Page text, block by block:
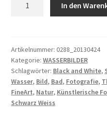
Menge
In den
Artikelnummer: 0288_20130424
Kategorie: WASSERBILDER
Schlagwörter: Black and White,
Wasser, Bild, Bad, Fotografie,
FineArt, Natur, Künstlerische
Schwarz Weiss